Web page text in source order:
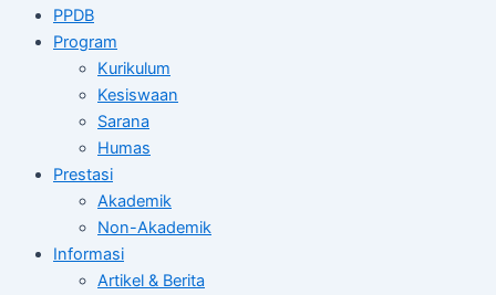
PPDB
Program
Kurikulum
Kesiswaan
Sarana
Humas
Prestasi
Akademik
Non-Akademik
Informasi
Artikel & Berita